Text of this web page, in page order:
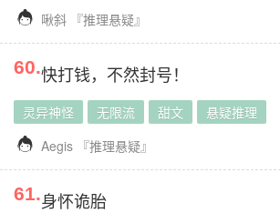
 啾斜 『推理悬疑』
60.快打钱，不然封号！
灵异神怪 无限流 甜文 悬疑推理
 Aegis 『推理悬疑』
61.身怀诡胎